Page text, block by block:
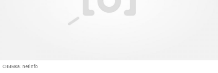
Снимка: netinfo